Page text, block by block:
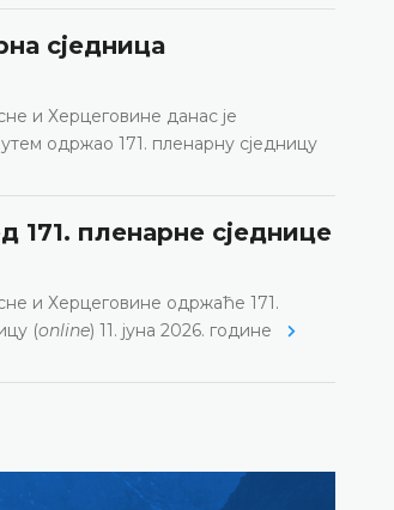
сједницa
и Херцеговине данас је
одржао 171. пленарну сједницу
171. пленарне сједнице
и Херцеговине одржаће 171.
(online) 11. јуна 2026. године